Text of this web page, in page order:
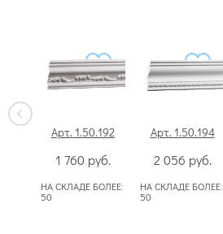
Арт. 1.50.192
1 760 руб.
НА СКЛАДЕ БОЛЕЕ:
50
Арт. 1.50.194
2 056 руб.
НА СКЛАДЕ БОЛЕЕ:
50